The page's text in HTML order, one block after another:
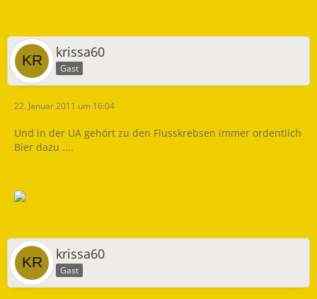
krissa60
Gast
22. Januar 2011 um 16:04
Und in der UA gehört zu den Flusskrebsen immer ordentlich
Bier dazu ....
krissa60
Gast